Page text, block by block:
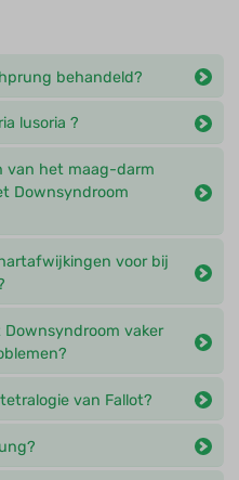
behandeld?
lusoria ?
van het maag-darm
Downsyndroom
voor bij
vaker
van Fallot?